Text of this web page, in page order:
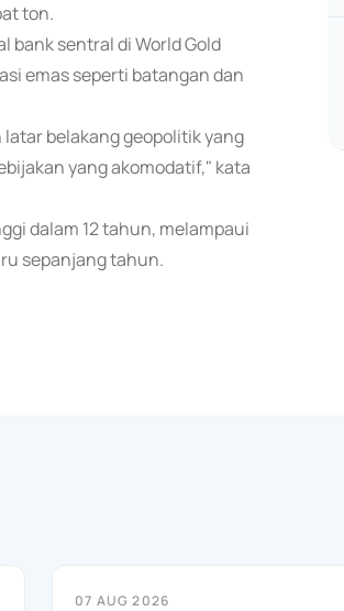
ton.
bank sentral di World Gold
emas seperti batangan dan
belakang geopolitik yang
yang akomodatif," kata
dalam 12 tahun, melampaui
sepanjang tahun.
07 AUG 2026